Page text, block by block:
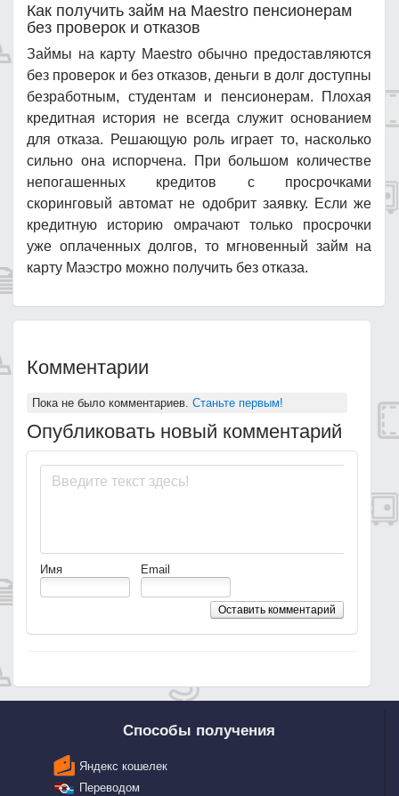
Как получить займ на Maestro пенсионерам
без проверок и отказов
Займы на карту Maestro обычно предоставляются
без проверок и без отказов, деньги в долг доступны
безработным, студентам и пенсионерам. Плохая
кредитная история не всегда служит основанием
для отказа. Решающую роль играет то, насколько
сильно она испорчена. При большом количестве
непогашенных кредитов с просрочками
скоринговый автомат не одобрит заявку. Если же
кредитную историю омрачают только просрочки
уже оплаченных долгов, то мгновенный займ на
карту Маэстро можно получить без отказа.
Комментарии
Пока не было комментариев. Станьте первым!
Опубликовать новый комментарий
Имя Email
Оставить комментарий
Способы получения
Яндекс кошелек
Переводом